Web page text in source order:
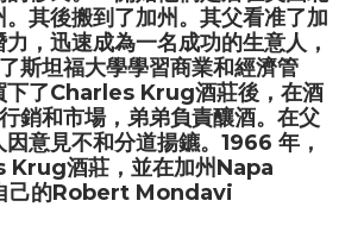
其後搬到了加州。其父看准了加
，迅速成為一名成功的生意人，
斯坦福大學學習商業和經濟管
下了Charles Krug酒莊後，在酒
銷和市場，弟弟負責釀酒。在父
意見不和分道揚鑣。 1966 年，
Krug酒莊，並在加州Napa
己的Robert Mondavi